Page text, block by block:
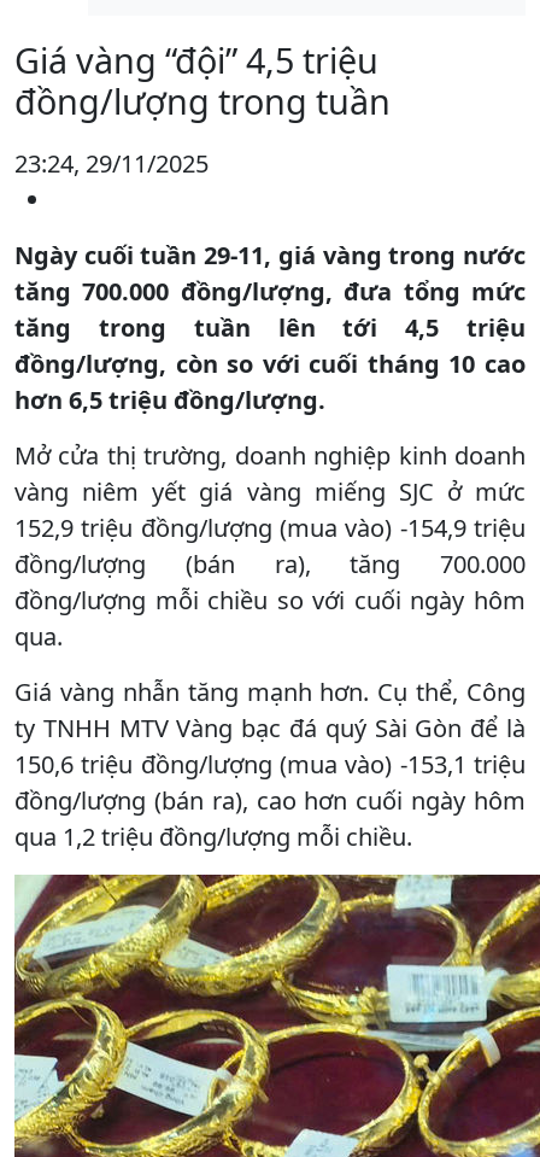
Giá vàng “đội” 4,5 triệu
đồng/lượng trong tuần
23:24, 29/11/2025
Ngày cuối tuần 29-11, giá vàng trong nước
tăng 700.000 đồng/lượng, đưa tổng mức
tăng trong tuần lên tới 4,5 triệu
đồng/lượng, còn so với cuối tháng 10 cao
hơn 6,5 triệu đồng/lượng.
Mở cửa thị trường, doanh nghiệp kinh doanh
vàng niêm yết giá vàng miếng SJC ở mức
152,9 triệu đồng/lượng (mua vào) -154,9 triệu
đồng/lượng (bán ra), tăng 700.000
đồng/lượng mỗi chiều so với cuối ngày hôm
qua.
Giá vàng nhẫn tăng mạnh hơn. Cụ thể, Công
ty TNHH MTV Vàng bạc đá quý Sài Gòn để là
150,6 triệu đồng/lượng (mua vào) -153,1 triệu
đồng/lượng (bán ra), cao hơn cuối ngày hôm
qua 1,2 triệu đồng/lượng mỗi chiều.